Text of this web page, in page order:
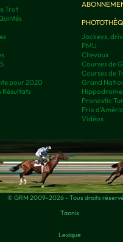
Trot
pour 2020
Résultats
Jockeys,
PMU
Chevaux
Courses de
Courses de
Grand
Pronostic
Prix
Vidéos
© GRM 2009-2026 - Tous droits
Taonix
Lexique